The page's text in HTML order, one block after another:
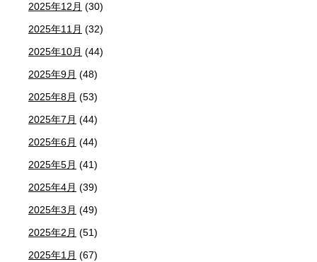
2025年12月 (30)
2025年11月 (32)
2025年10月 (44)
2025年9月 (48)
2025年8月 (53)
2025年7月 (44)
2025年6月 (44)
2025年5月 (41)
2025年4月 (39)
2025年3月 (49)
2025年2月 (51)
2025年1月 (67)